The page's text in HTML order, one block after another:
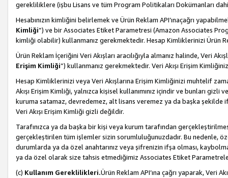
gerekliliklere (işbu Lisans ve tüm Program Politikaları Dokümanları
Hesabınızın kimliğini belirlemek ve Ürün Reklam API’ınaçağrı
Kimliği”) ve bir Associates Etiket Parametresi (Amazon Associates
kimliği olabilir) kullanmanız gerekmektedir. Hesap Kimliklerinizi Ürün
Ürün Reklam İçeriğini Veri Akışları aracılığıyla almanız halinde, Veri
Erişim Kimliği”) kullanmanız gerekmektedir. Veri Akışı Erişim
Hesap Kimliklerinizi veya Veri Akışlarına Erişim Kimliğinizi muhtelif
Akışı Erişim Kimliği, yalnızca kişisel kullanımınız içindir ve bunları
kuruma satamaz, devredemez, alt lisans veremez ya da başka şekilde
Veri Akışı Erişim Kimliği gizli değildir.
Tarafınızca ya da başka bir kişi veya kurum tarafından
gerçekleştirilen tüm işlemler sizin sorumluluğunuzdadır. Bu nedenle,
durumlarda ya da özel anahtarınız veya şifrenizin ifşa olması,
ya da özel olarak size tahsis etmediğimiz Associates Etiket
(c) Kullanım Gereklilikleri.Ürün Reklam API’ına çağrı yaparak, Veri